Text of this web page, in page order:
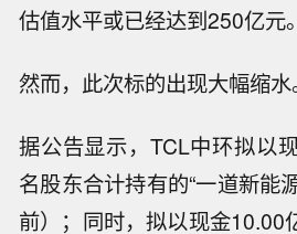
估值水平或已经达到250亿元。
然而，此次标的出现大幅缩水
据公告显示，TCL中环拟以
名股东合计持有的“一道新能
前）；同时，拟以现金10.00